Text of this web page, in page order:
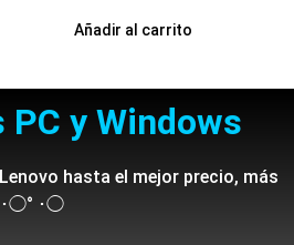
Añadir al carrito
y Windows
hasta el mejor precio, más
･◯° ･◯